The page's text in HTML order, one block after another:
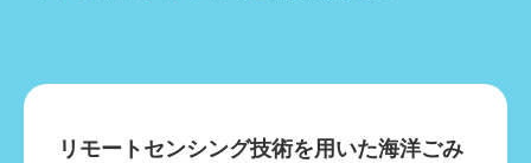
リモートセンシング技術を用いた海洋ごみ